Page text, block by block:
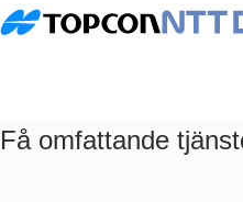
Få omfattande